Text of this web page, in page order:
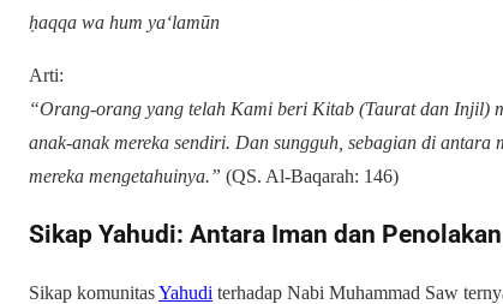
ḥaqqa wa hum ya‘lamūn
Arti:
“Orang-orang yang telah Kami beri Kitab (Taurat dan Injil)
anak-anak mereka sendiri. Dan sungguh, sebagian di antara
mereka mengetahuinya.” (QS. Al-Baqarah: 146)
Sikap Yahudi: Antara Iman dan Penolakan
Sikap komunitasYahudi terhadap Nabi Muhammad Saw